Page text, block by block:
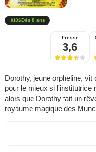
Dès 8 ans
Presse
3,6
Dorothy, jeune orpheline, vit
pour le mieux si l'institutrice
alors que Dorothy fait un
royaume magique des